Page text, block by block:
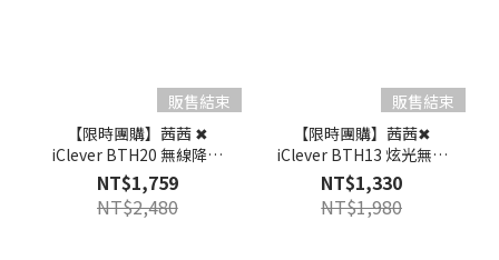
販售結束
【限時團購】茜茜 ✖
iClever BTH20 無線降噪
兒童耳機
NT$1,759
NT$2,480
販售結束
【限時團購】茜茜✖
iClever BTH13 炫光無線
兒童耳機
NT$1,330
NT$1,980